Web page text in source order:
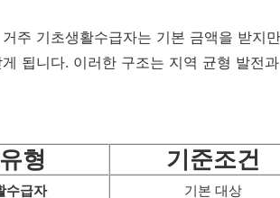
주 기초생활수급자는 기본 금액을 받지
됩니다. 이러한 구조는 지역 균형 발전
형 기준조건
수급자 기본 대상